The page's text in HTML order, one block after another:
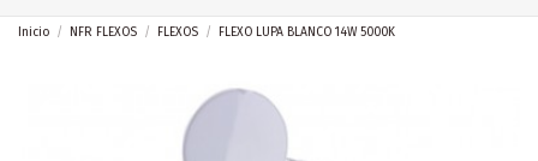
Inicio NFR FLEXOS FLEXOS FLEXO LUPA BLANCO 14W 5000K